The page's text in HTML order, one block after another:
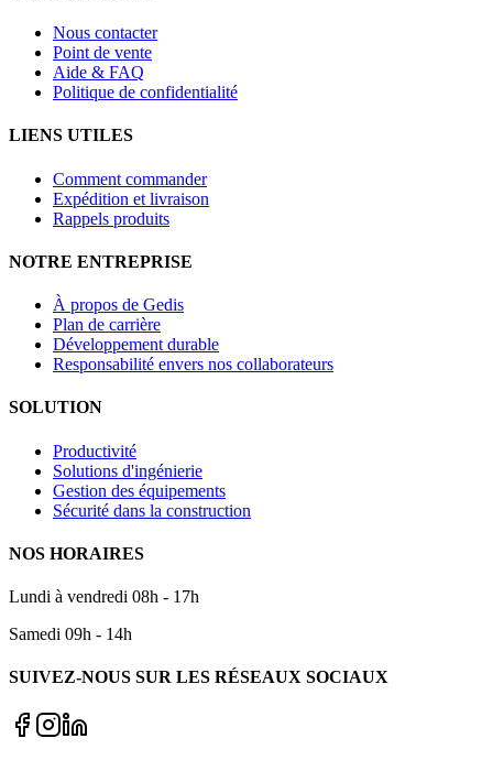
Nous contacter
Point de vente
Aide & FAQ
Politique de confidentialité
LIENS UTILES
Comment commander
Expédition et livraison
Rappels produits
NOTRE ENTREPRISE
À propos de Gedis
Plan de carrière
Développement durable
Responsabilité envers nos collaborateurs
SOLUTION
Productivité
Solutions d'ingénierie
Gestion des équipements
Sécurité dans la construction
NOS HORAIRES
Lundi à vendredi 08h - 17h
Samedi 09h - 14h
SUIVEZ-NOUS SUR LES RÉSEAUX SOCIAUX